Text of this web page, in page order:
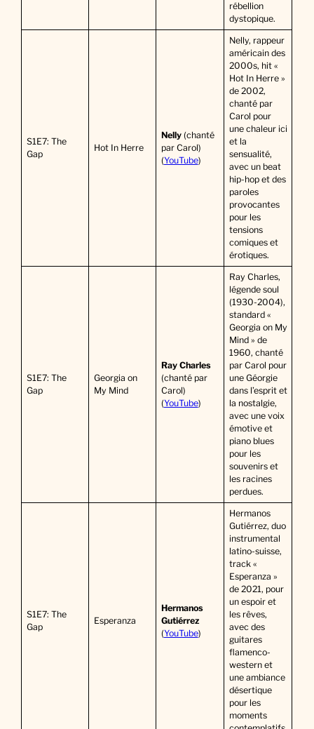
rébellion
dystopique.
S1E7: The
Gap
Hot In Herre
Nelly(chanté
par Carol)
(YouTube)
Nelly, rappeur
américain des
2000s, hit «
Hot In Herre »
de 2002,
chanté par
Carol pour
une chaleur ici
et la
sensualité,
avec un beat
hip-hop et des
paroles
provocantes
pour les
tensions
comiques et
érotiques.
S1E7: The
Gap
Georgia on
My Mind
Ray Charles
(chanté par
Carol)
(YouTube)
Ray Charles,
légende soul
(1930-2004),
standard «
Georgia on My
Mind » de
1960, chanté
par Carol pour
une Géorgie
dans l’esprit et
la nostalgie,
avec une voix
émotive et
piano blues
pour les
souvenirs et
les racines
perdues.
S1E7: The
Gap
Esperanza
Hermanos
Gutiérrez
(YouTube)
Hermanos
Gutiérrez, duo
instrumental
latino-suisse,
track «
Esperanza »
de 2021, pour
un espoir et
les rêves,
avec des
guitares
flamenco-
western et
une ambiance
désertique
pour les
moments